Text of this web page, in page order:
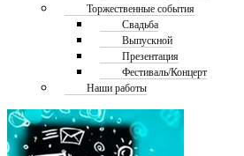
Торжественные события
Свадьба
Выпускной
Презентация
Фестиваль/Концерт
Наши работы